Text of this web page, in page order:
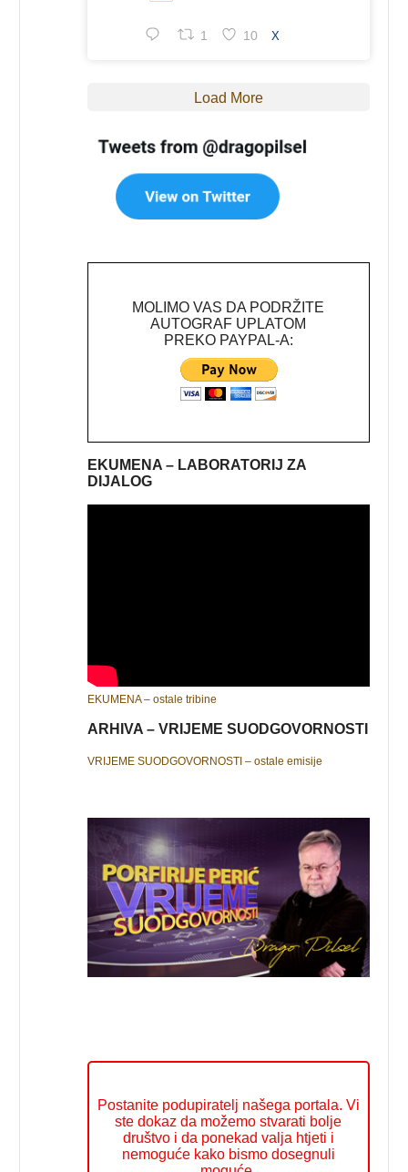
1 10 X
Load More
MOLIMO VAS DA PODRŽITE
AUTOGRAF UPLATOM
PREKO PAYPAL-A:
EKUMENA – LABORATORIJ ZA
DIJALOG
EKUMENA – ostale tribine
ARHIVA – VRIJEME SUODGOVORNOSTI
VRIJEME SUODGOVORNOSTI – ostale emisije
Postanite podupiratelj našega portala. Vi
ste dokaz da možemo stvarati bolje
društvo i da ponekad valja htjeti i
nemoguće kako bismo dosegnuli